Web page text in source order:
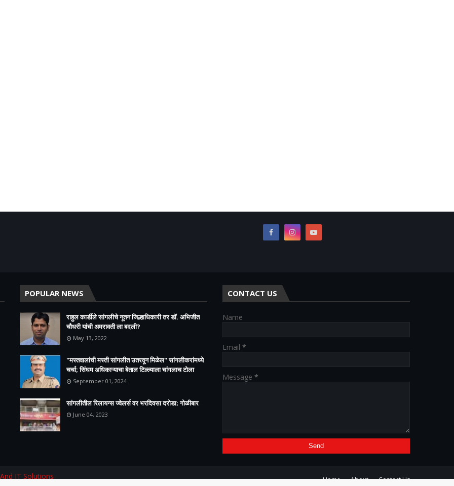
POPULAR NEWS
राहुल कार्डीले सांगलीचे नूतन जिल्हाधिकारी तर डॉ. अभिजीत
चौधरी यांची अमरावती ला बदली?
May 13, 2022
"मस्तवालांची मस्ती सांगलीत उतरवून मिळेल" सांगलीकरांमध्ये
चर्चा; सिंघम अधिकाऱ्याचा बेताल टिल्ल्याला चांगलाच टोला
September 01, 2024
सांगलीतील रिलायन्स ज्वेलर्स वर भरदिवसा दरोडा; गोळीबार
June 04, 2023
CONTACT US
Name
Email *
Message *
Home About Contact Us
IT Solutions